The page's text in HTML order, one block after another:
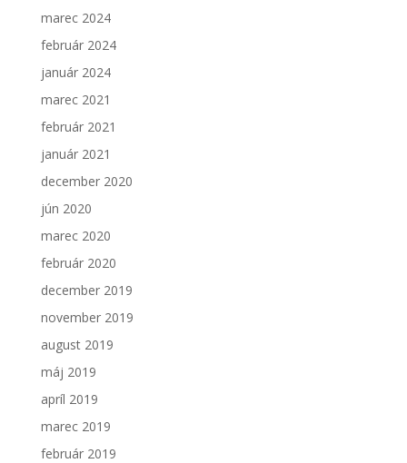
marec 2024
február 2024
január 2024
marec 2021
február 2021
január 2021
december 2020
jún 2020
marec 2020
február 2020
december 2019
november 2019
august 2019
máj 2019
apríl 2019
marec 2019
február 2019